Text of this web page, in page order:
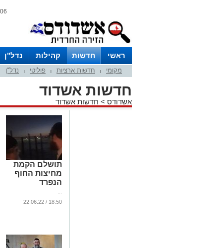
06 אוגוסט 2026 / 22:35
ראשי חדשות קהילות נדל"ן
מקומי חדשות ארציות פוליטי נדל"ן
חדשות אשדוד
אשדודס > חדשות אשדוד
תושלם הקמת
מחיצות החוף
הנפרד
...
18:50 / 22.06.22